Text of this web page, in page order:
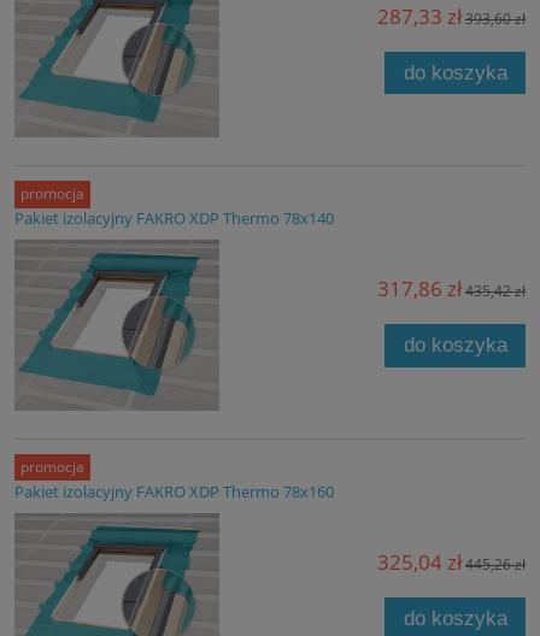
287,33 zł393,60 zł
do koszyka
Pakiet izolacyjny FAKRO XDP Thermo 78x140
317,86 zł435,42 zł
do koszyka
promocja
Pakiet izolacyjny FAKRO XDP Thermo 78x160
325,04 zł445,26 zł
do koszyka
promocja